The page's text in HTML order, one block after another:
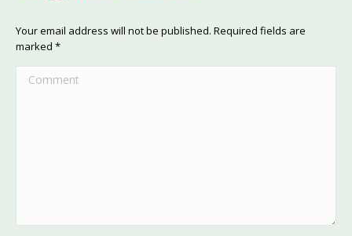
Your email address will not be published. Required fields are
marked *
Comment